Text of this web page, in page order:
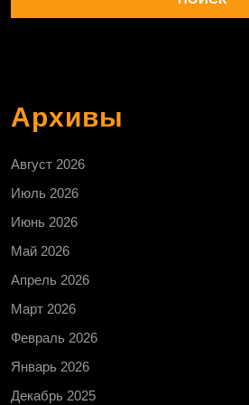
Архивы
Август 2026
Июль 2026
Июнь 2026
Май 2026
Апрель 2026
Март 2026
Февраль 2026
Январь 2026
Декабрь 2025